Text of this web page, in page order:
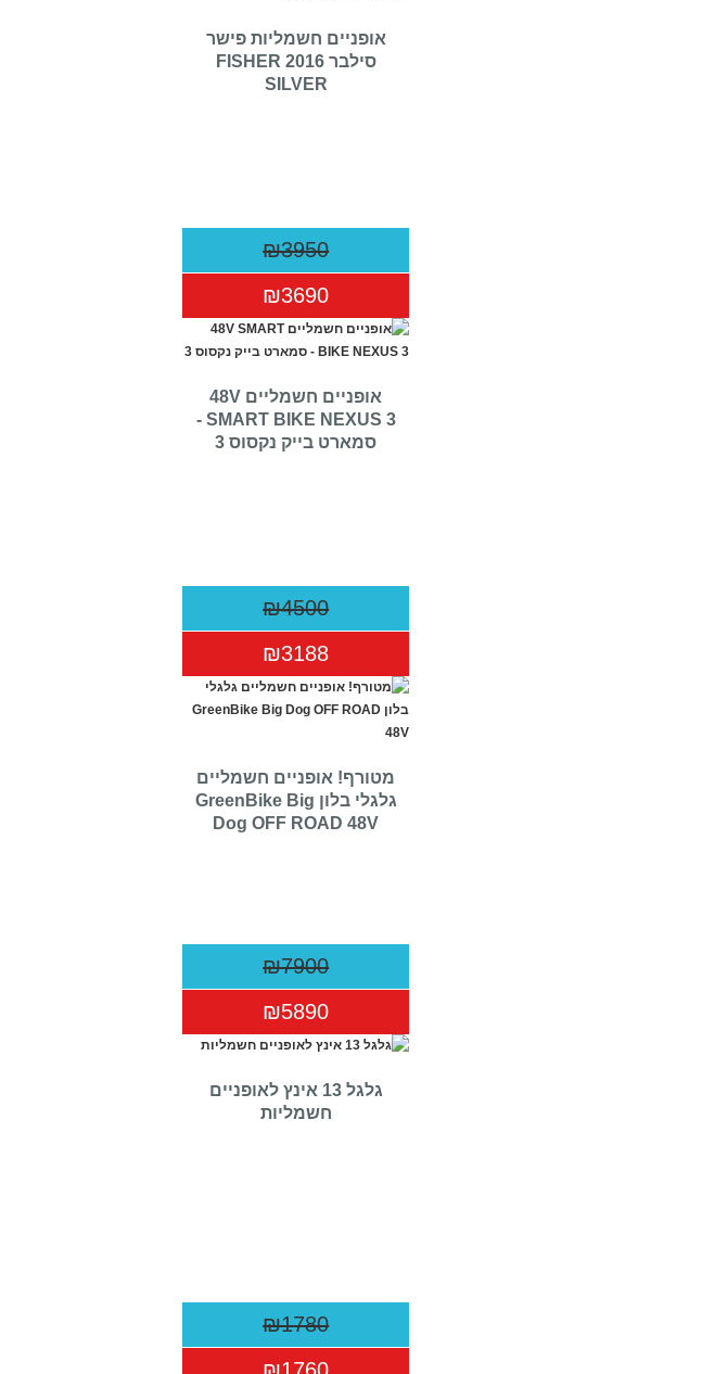
אופניים חשמליות פישר
סילבר 2016 FISHER
SILVER
₪3950
₪3690
אופניים חשמליים 48V
SMART BIKE NEXUS 3 -
סמארט בייק נקסוס 3
₪4500
₪3188
מטורף! אופניים חשמליים
גלגלי בלון GreenBike Big
Dog OFF ROAD 48V
₪7900
₪5890
גלגל 13 אינץ לאופניים
חשמליות
₪1780